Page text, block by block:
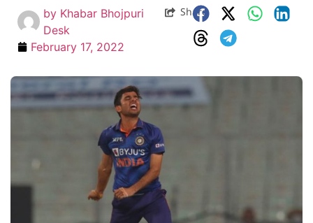
by Khabar Bhojpuri
Desk
February 17, 2022
Share